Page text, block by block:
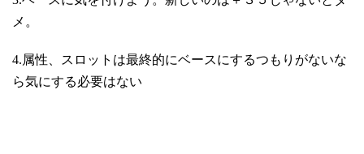
メ。
4.属性、スロットは最終的にベースにするつもりがないな
ら気にする必要はない